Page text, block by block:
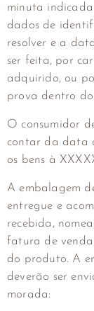
minuta indicada
dados de
resolver e a
ser feita, por
adquirido, ou
prova dentro
O consumidor
contar da data
os bens à
A embalagem
entregue e
recebida,
fatura de venda
do produto. A
deverão ser
morada: